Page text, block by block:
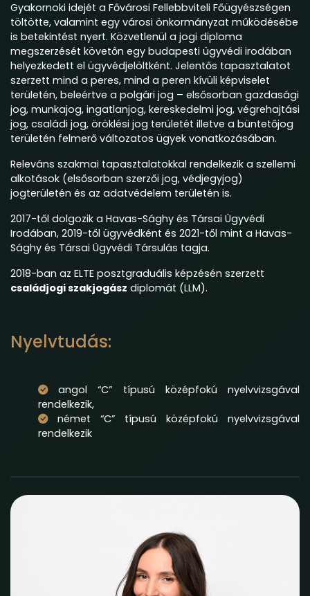
Gyakornoki idejét a Fővárosi Fellebbviteli Főügyészségen
töltötte, valamint egy városi önkormányzat működésébe
is betekintést nyert. Közvetlenül a jogi diploma
megszerzését követőn egy budapesti ügyvédi irodában
helyezkedett el ügyvédjelöltként. Jelentős tapasztalatot
szerzett mind a peres, mind a peren kívüli képviselet
területén, beleértve a polgári jog – elsősorban gazdasági
jog, munkajog, ingatlanjog, kereskedelmi jog, végrehajtási
jog, családi jog, öröklési jog területét illetve a büntetőjog
területén felmerő változatos ügyek vonatkozásában.
Releváns szakmai tapasztalatokkal rendelkezik a szellemi
alkotások (elsősorban szerzői jog, védjegyjog)
jogterületén és az adatvédelem területén is.
2017-től dolgozik a Havas-Sághy és Társai Ügyvédi
Irodában, 2019-től ügyvédként és 2021-től mint a Havas-
Sághy és Társai Ügyvédi Társulás tagja.
2018-ban az ELTE posztgraduális képzésén szerzett
családjogi szakjogász diplomát (LLM).
Nyelvtudás:
angol “C” típusú középfokú nyelvvizsgával
rendelkezik,
német “C” típusú középfokú nyelvvizsgával
rendelkezik